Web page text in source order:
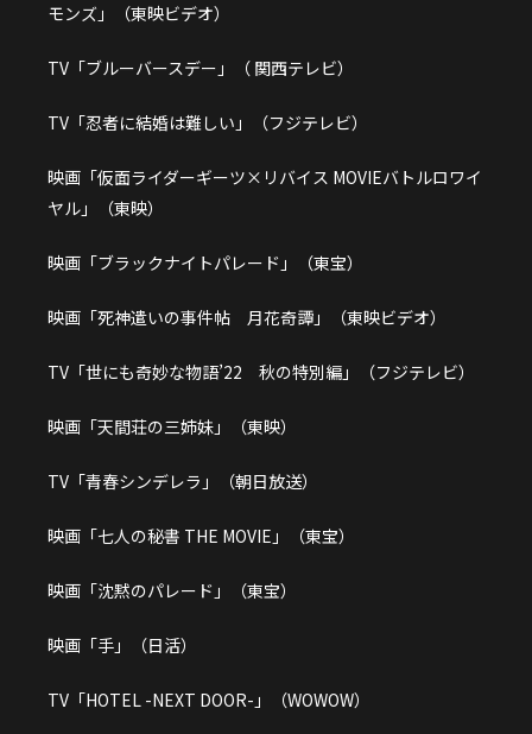
モンズ」（東映ビデオ）
TV「ブルーバースデー」（ 関西テレビ）
TV「忍者に結婚は難しい」（フジテレビ）
映画「仮面ライダーギーツ×リバイス MOVIEバトルロワイ
ヤル」（東映）
映画「ブラックナイトパレード」（東宝）
映画「死神遣いの事件帖 月花奇譚」（東映ビデオ）
TV「世にも奇妙な物語’22 秋の特別編」（フジテレビ）
映画「天間荘の三姉妹」（東映）
TV「青春シンデレラ」（朝日放送）
映画「七人の秘書 THE MOVIE」（東宝）
映画「沈黙のパレード」（東宝）
映画「手」（日活）
TV「HOTEL -NEXT DOOR-」（WOWOW）